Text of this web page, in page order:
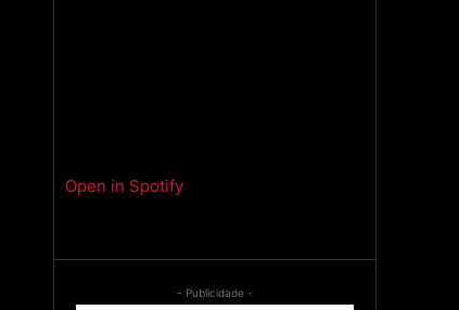
Open in Spotify
- Publicidade -